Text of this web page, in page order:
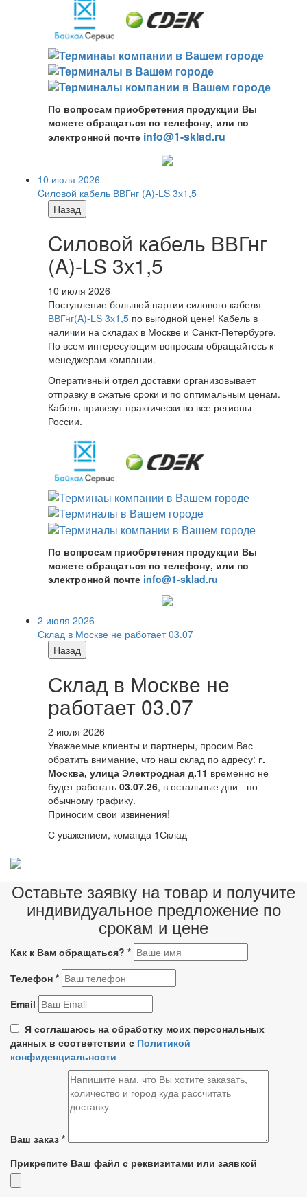
По вопросам приобретения продукции Вы
можете обращаться по телефону, или по
электронной почте info@1-sklad.ru
10 июля 2026
Cиловой кабель ВВГнг (A)-LS 3х1,5
Назад
Cиловой кабель ВВГнг
(A)-LS 3х1,5
10 июля 2026
Поступление большой партии силового кабеля
ВВГнг(A)-LS 3х1,5 по выгодной цене! Кабель в
наличии на складах в Москве и Санкт-Петербурге.
По всем интересующим вопросам обращайтесь к
менеджерам компании.
Оперативный отдел доставки организовывает
отправку в сжатые сроки и по оптимальным ценам.
Кабель привезут практически во все регионы
России.
По вопросам приобретения продукции Вы
можете обращаться по телефону, или по
электронной почте info@1-sklad.ru
2 июля 2026
Склад в Москве не работает 03.07
Назад
Склад в Москве не
работает 03.07
2 июля 2026
Уважаемые клиенты и партнеры, просим Вас
обратить внимание, что наш склад по адресу: г.
Москва, улица Электродная д.11 временно не
будет работать 03.07.26, в остальные дни - по
обычному графику.
Приносим свои извинения!
С уважением, команда 1Склад
Оставьте заявку на товар и получите
индивидуальное предложение по
срокам и цене
Как к Вам обращаться? *
Телефон *
Email
Я соглашаюсь на обработку моих персональных
данных в соответствии с Политикой
конфиденциальности
Ваш заказ *
Прикрепите Ваш файл с реквизитами или заявкой